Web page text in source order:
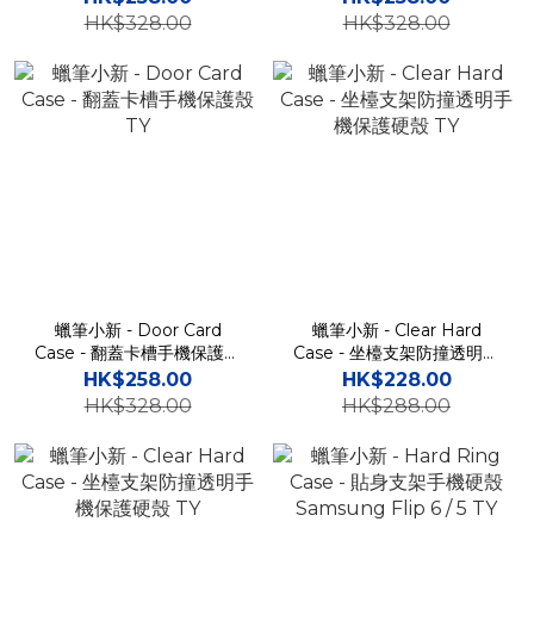
HK$328.00
HK$328.00
蠟筆小新 - Door Card
Case - 翻蓋卡槽手機保護殼
TY
HK$258.00
HK$328.00
蠟筆小新 - Clear Hard
Case - 坐檯支架防撞透明手
機保護硬殼 TY
HK$228.00
HK$288.00